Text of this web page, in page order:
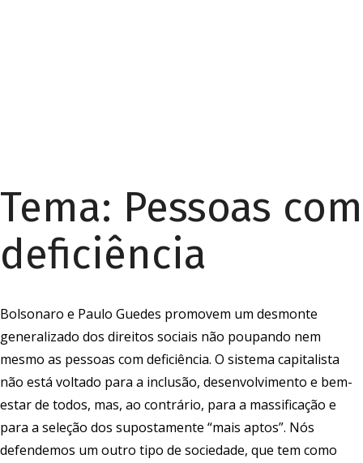
Tema: Pessoas com
deficiência
Bolsonaro e Paulo Guedes promovem um desmonte
generalizado dos direitos sociais não poupando nem
mesmo as pessoas com deficiência. O sistema capitalista
não está voltado para a inclusão, desenvolvimento e bem-
estar de todos, mas, ao contrário, para a massificação e
para a seleção dos supostamente “mais aptos”. Nós
defendemos um outro tipo de sociedade, que tem como